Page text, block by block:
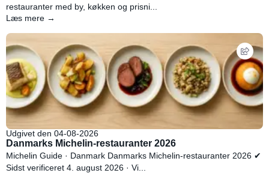
restauranter med by, køkken og prisni...
Læs mere →
Udgivet den 04-08-2026
Danmarks Michelin-restauranter 2026
Michelin Guide · Danmark Danmarks Michelin-restauranter 2026 ✔
Sidst verificeret 4. august 2026 · Vi...